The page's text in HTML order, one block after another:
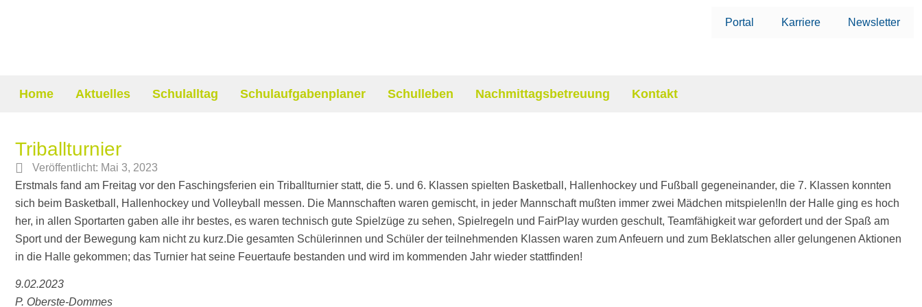
Portal Karriere Newsletter
Home Aktuelles Schulalltag Schulaufgabenplaner Schulleben Nachmittagsbetreuung Kontakt
Triballturnier
Veröffentlicht: Mai 3, 2023
Erstmals fand am Freitag vor den Faschingsferien ein Triballturnier statt, die 5. und 6. Klassen spielten Basketball, Hallenhockey und Fußball gegeneinander, die 7. Klassen konnten
sich beim Basketball, Hallenhockey und Volleyball messen. Die Mannschaften waren gemischt, in jeder Mannschaft mußten immer zwei Mädchen mitspielen!In der Halle ging es hoch
her, in allen Sportarten gaben alle ihr bestes, es waren technisch gute Spielzüge zu sehen, Spielregeln und FairPlay wurden geschult, Teamfähigkeit war gefordert und der Spaß am
Sport und der Bewegung kam nicht zu kurz.Die gesamten Schülerinnen und Schüler der teilnehmenden Klassen waren zum Anfeuern und zum Beklatschen aller gelungenen Aktionen
in die Halle gekommen; das Turnier hat seine Feuertaufe bestanden und wird im kommenden Jahr wieder stattfinden!
9.02.2023
P. Oberste-Dommes